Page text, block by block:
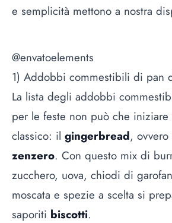
e semplicità mettono a nostra
@envatoelements
1) Addobbi commestibili di pan
La lista degli addobbi
per le feste non può che
classico: il gingerbread, ovvero
zenzero. Con questo mix di
zucchero, uova, chiodi di
moscata e spezie a scelta si
saporiti biscotti.